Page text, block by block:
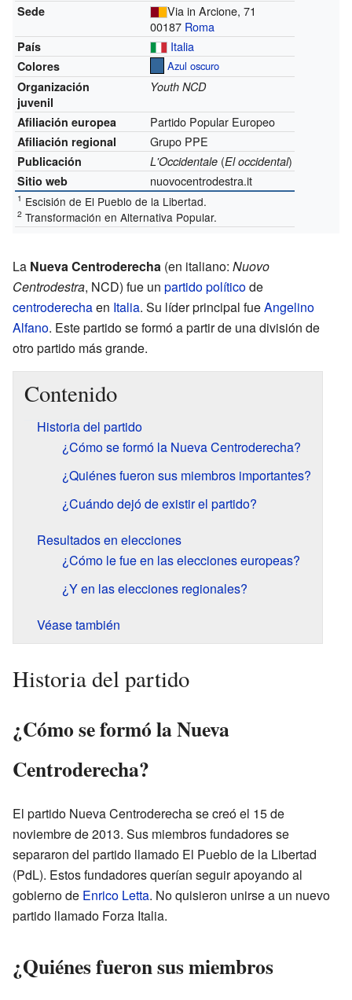
Sede
Via in Arcione, 71
00187 Roma
País Italia
Colores Azul oscuro
Organización
juvenil
Youth NCD
Afiliación europea Partido Popular Europeo
Afiliación regional Grupo PPE
Publicación L'Occidentale (El occidental)
Sitio web nuovocentrodestra.it
1 Escisión de El Pueblo de la Libertad.
2 Transformación en Alternativa Popular.
La Nueva Centroderecha (en italiano: Nuovo
Centrodestra, NCD) fue un partido políticode
centroderechaen Italia. Su líder principal fueAngelino
Alfano. Este partido se formó a partir de una división de
otro partido más grande.
Contenido
Historia del partido
¿Cómo se formó la Nueva Centroderecha?
¿Quiénes fueron sus miembros importantes?
¿Cuándo dejó de existir el partido?
Resultados en elecciones
¿Cómo le fue en las elecciones europeas?
¿Y en las elecciones regionales?
Véase también
Historia del partido
¿Cómo se formó la Nueva
Centroderecha?
El partido Nueva Centroderecha se creó el 15 de
noviembre de 2013. Sus miembros fundadores se
separaron del partido llamado El Pueblo de la Libertad
(PdL). Estos fundadores querían seguir apoyando al
gobierno de Enrico Letta. No quisieron unirse a un nuevo
partido llamado Forza Italia.
¿Quiénes fueron sus miembros